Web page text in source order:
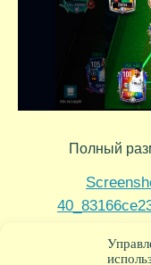
Полный